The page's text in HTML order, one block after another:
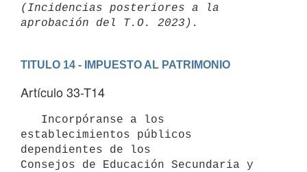
(Incidencias posteriores a la
TITULO 14 - IMPUESTO AL PATRIMONIO
Artículo 33-T14
establecimientos públicos
dependientes de los
Consejos de Educación Secundaria y